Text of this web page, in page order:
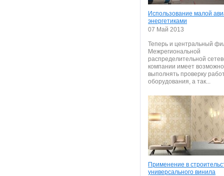
Использование малой
энергетиками
07 Май 2013
Теперь и центральный
Межрегиональной
распределительной
компании имеет
выполнять проверку
оборудования, а так...
Применение в
универсального винила